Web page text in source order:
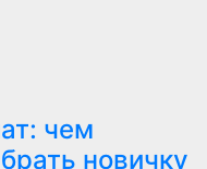
чем
новичку